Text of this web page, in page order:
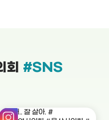
회 #SNS